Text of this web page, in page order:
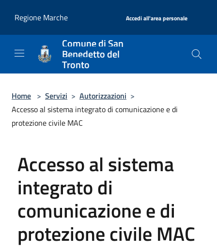
Regione Marche
Accedi all'area personale
Comune di San
Benedetto del
Tronto
Home > Servizi > Autorizzazioni >
Accesso al sistema integrato di comunicazione e di
protezione civile MAC
Accesso al sistema
integrato di
comunicazione e di
protezione civile MAC